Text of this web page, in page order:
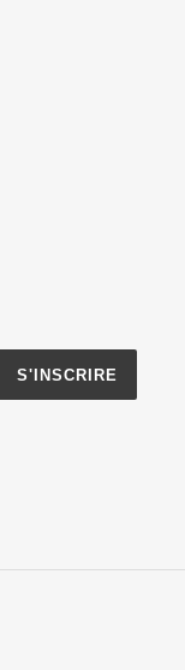
S'INSCRIRE